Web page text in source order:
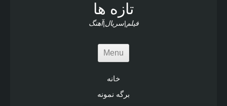
تازه ها
فیلم|سریال|آهنگ
Menu
خانه
برگه نمونه